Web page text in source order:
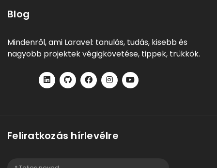
Blog
Mindenről, ami Laravel: tanulás, tudás, kisebb és
nagyobb projektek végigkövetése, tippek, trükkök.
Feliratkozás hírlevélre